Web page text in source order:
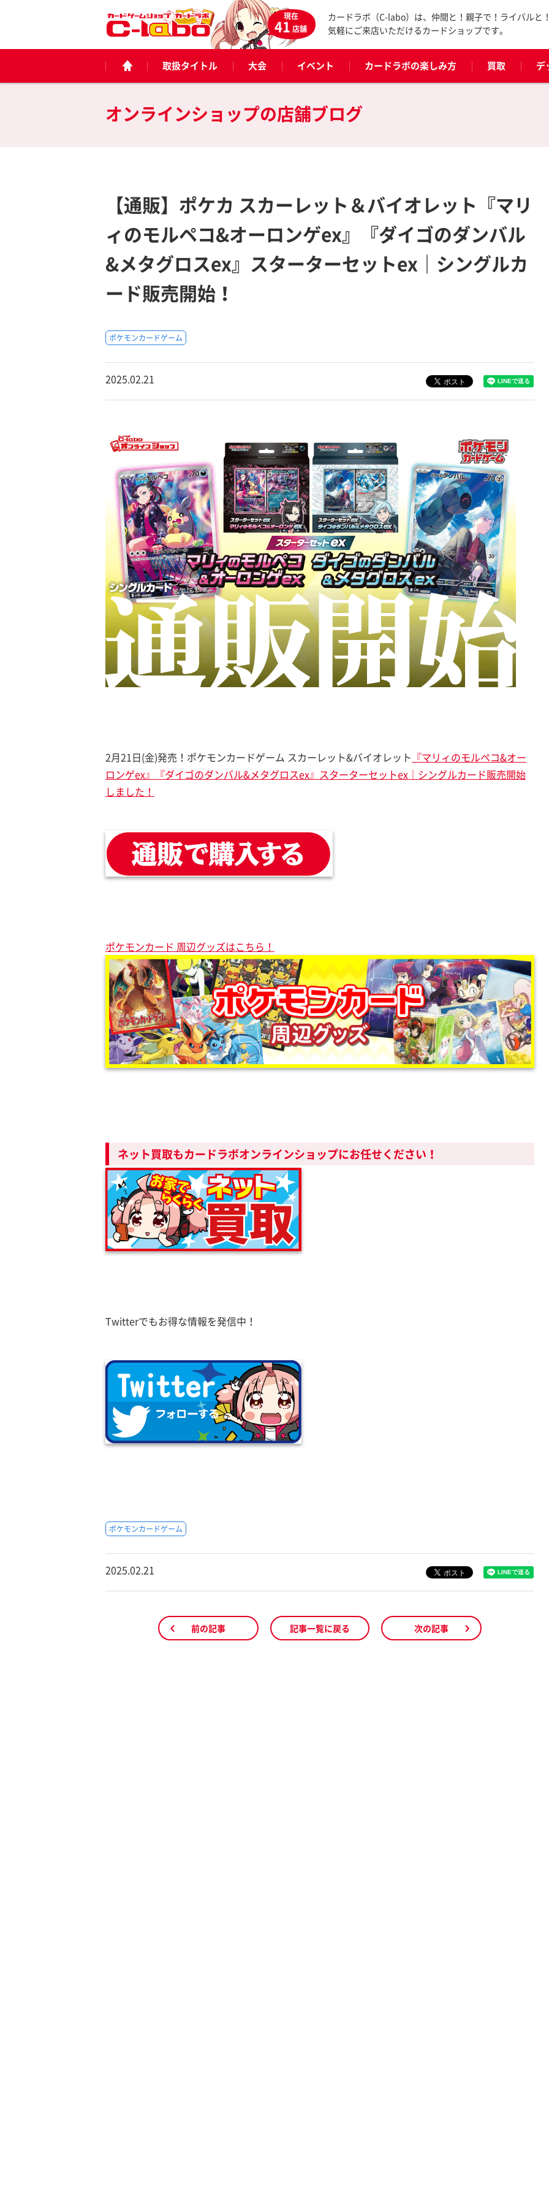
現在
41店舗
カードラボ（C-labo）は、仲間と！親子で！ライバルと
気軽にご来店いただけるカードショップです。
取扱タイトル 大会 イベント カードラボの楽しみ方 買取 デ
オンラインショップの店舗ブログ
【通販】ポケカ スカーレット＆バイオレット『マリ
ィのモルペコ&オーロンゲex』『ダイゴのダンバル
&メタグロスex』スターターセットex｜シングルカ
ード販売開始！
ポケモンカードゲーム
2025.02.21
2月21日(金)発売！ポケモンカードゲーム スカーレット&バイオレット 『マリィのモルペコ&オー
ロンゲex』『ダイゴのダンバル&メタグロスex』スターターセットex｜シングルカード販売開始
しました！
ポケモンカード 周辺グッズはこちら！
ネット買取もカードラボオンラインショップにお任せください！
Twitterでもお得な情報を発信中！
ポケモンカードゲーム
2025.02.21
前の記事 記事一覧に戻る 次の記事